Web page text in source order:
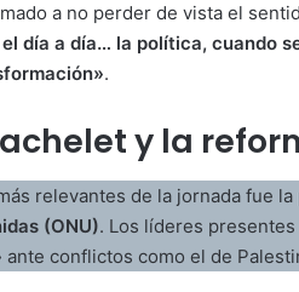
a no perder de vista el
día a día… la política, cuando
.
y la
relevantes de la jornada fue
(ONU). Los líderes
ante conflictos como el de